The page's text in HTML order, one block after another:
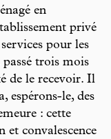
en
privé
pour les
trois mois
de le recevoir. Il
espérons-le, des
: cette
et convalescence